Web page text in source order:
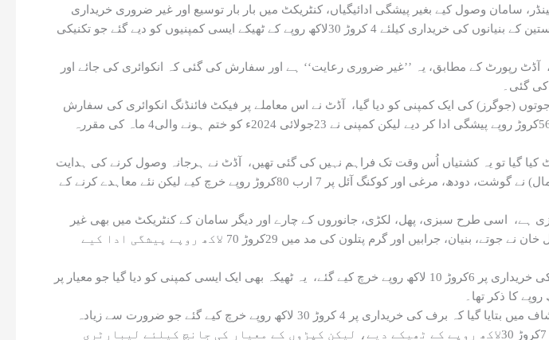
جیسے عوامل شامل ہیں، ایک نمایاں مثال پنجاب رینجرز کی ہے جس نے اونی جرابوں اور آدھی آستین کے بنیانوں کی خریداری کیلئے 4 کروڑ 30لاکھ روپے کے ٹھیکے ایسی کمپنیوں کو دیے گئے جو تکنیکی
آڈٹ رپورٹ کے مطابق، یہ ’’غیر ضروری رعایت‘‘ ہے اور سفارش کی گئی کہ انکوائری کی جائے اور
گئی۔
کی، ایک اور بڑا معاملہ پاکستان کوسٹ گارڈز کا ہے جنہوں نے ایک نجی کمپنی کو کشتیوں کیلئے 56کروڑ روپے پیشگی ادا کر دیے لیکن کمپنی نے 23جولائی 2024ء کو ختم ہونے والی4 ماہ کی مقررہ
دی، یہ بے ضابطگیاں کھانے پینے کی بنیادی چیزوں میں بھی ہوئیں، فرنٹیئر کور خیبر پختونخوا (شمال) نے گوشت، دودھ، مرغی اور کوکنگ آئل پر 7 ارب 80کروڑ روپے خرچ کیے لیکن نئے معاہدے کرنے کے
قانونی توسیع کی گئی جس کی مالیت 2 ارب 30کروڑ روپے تھی، فرنٹیئر کور ساؤتھ ڈیرہ اسماعیل خان نے جوتے، بنیان، جرابیں اور گرم پتلون کی مد میں 29کروڑ 70 لاکھ روپے پیشگی ادا کیے
آڈٹ نے کہا کہ یہ ادائیگیاں بجٹ لیپس سے بچنے کیلئے کی گئیں، مزید یہ کہ 20ہزار 847 جوتوں کی خریداری پر 6کروڑ 10 لاکھ روپے خرچ کیے گئے، یہ ٹھیکہ بھی ایک ایسی کمپنی کو دیا گیا جو معیار پر
اخراجات ہیں اور اس کا کوئی جواز پیش نہیں کیا گیا، اسی طرح سندھ رینجرز نے یونیفارم کیلئے 7کروڑ 30لاکھ روپے کے ٹھیکے دیے، لیکن کپڑوں کے معیار کی جانچ کیلئے لیبارٹری